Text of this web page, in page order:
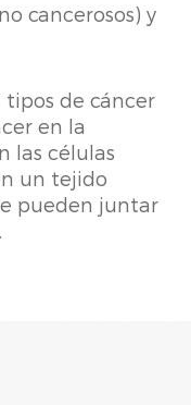
cancerosos) y
tipos de cáncer
en la
las células
un tejido
pueden juntar